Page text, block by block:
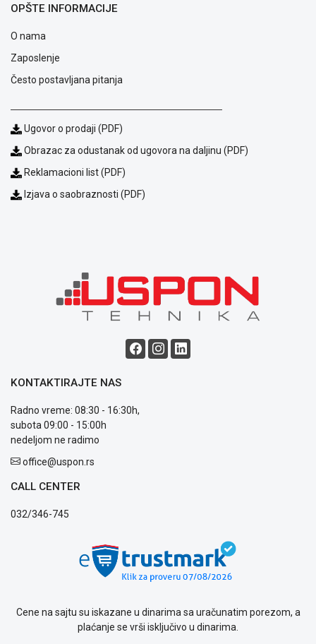
Saobraznost
reklamacije
prijava
kvara
privatnosti
Politika
kolačićima
Provera
OUTLET
OPŠTE INFORMACIJE
O nama
Zaposlenje
Često postavljana pitanja
Ugovor o prodaji (PDF)
Obrazac za odustanak od ugovora na daljinu (PDF)
Reklamacioni list (PDF)
Izjava o saobraznosti (PDF)
KONTAKTIRAJTE NAS
Radno vreme: 08:30 - 16:30h,
subota 09:00 - 15:00h
nedeljom ne radimo
office@uspon.rs
CALL CENTER
032/346-745
Cene na sajtu su iskazane u dinarima sa uračunatim porezom, a
plaćanje se vrši isključivo u dinarima.